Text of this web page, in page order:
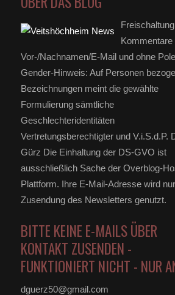
Freischaltung
Kommentare
Vor-/Nachnamen/E-Mail und ohne
Gender-Hinweis: Auf Personen
Bezeichnungen meint die gewählte
Formulierung sämtliche
Geschlechteridentitäten
Vertretungsberechtigter und V.i.S.d.P.
Gürz Die Einhaltung der DS-GVO ist
ausschließlich Sache der Overblog-
Plattform. Ihre E-Mail-Adresse wird
Zusendung des Newsletters genutzt.
BITTE KEINE E-MAILS ÜBER
KONTAKT ZUSENDEN -
FUNKTIONIERT NICHT - NUR
dguerz50@gmail.com